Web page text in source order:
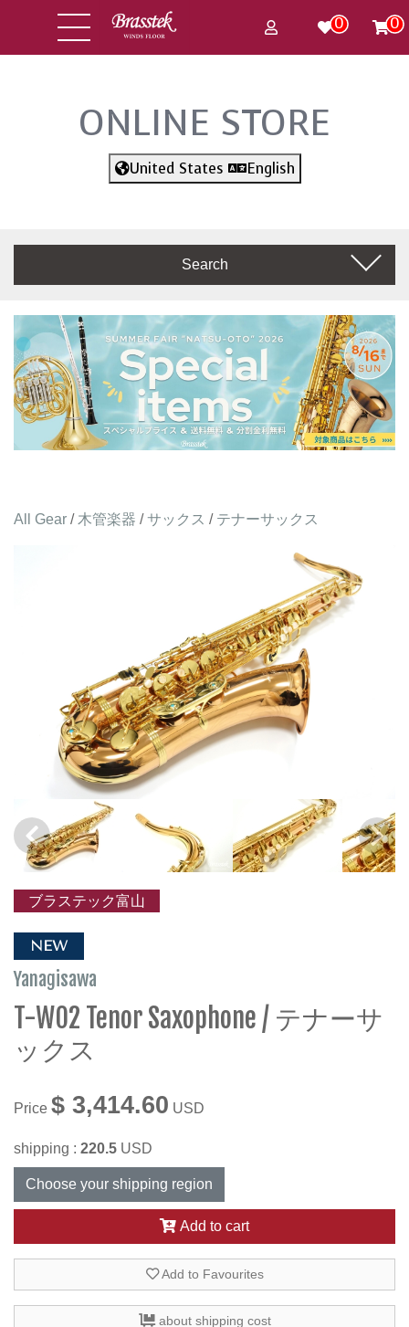
0 0
ONLINE STORE
United States English
Search
All Gear / 木管楽器 /サックス / テナーサックス
ブラステック富山
NEW
Yanagisawa
T-WO2 Tenor Saxophone / テナーサ
ックス
Price $ 3,414.60 USD
shipping : 220.5 USD
Choose your shipping region
Add to cart
Add to Favourites
about shipping cost